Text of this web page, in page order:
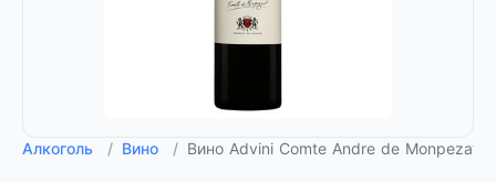
Алкоголь / Вино / Вино Advini Comte Andre de Monpezat